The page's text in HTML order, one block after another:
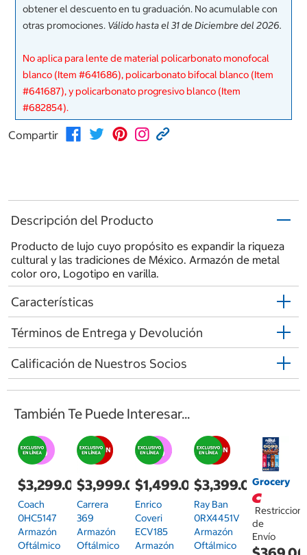
obtener el descuento en tu graduación. No acumulable con
otras promociones. Válido hasta el 31 de Diciembre del 2026.
No aplica para lente de material policarbonato monofocal
blanco (Item #641686), policarbonato bifocal blanco (Item
#641687), y policarbonato progresivo blanco (Item
#682854).
Compartir
Descripción del Producto
Producto de lujo cuyo propósito es expandir la riqueza
cultural y las tradiciones de México. Armazón de metal
color oro, Logotipo en varilla.
Características
Términos de Entrega y Devolución
Calificación de Nuestros Socios
También Te Puede Interesar...
$3,299.00
Coach
0HC5147
Armazón
Oftálmico
$3,999.00
Carrera
369
Armazón
Oftálmico
$1,499.00
Enrico
Coveri
ECV185
Armazón
$3,399.00
Ray Ban
0RX4451V
Armazón
Oftálmico
Grocery
de
Envío